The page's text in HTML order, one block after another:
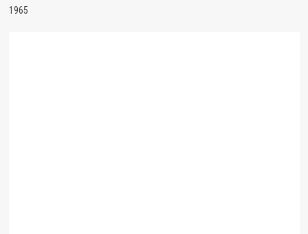
1965